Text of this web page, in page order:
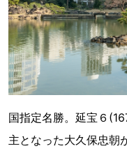
国指定名勝。延宝６
主となった大久保忠朝